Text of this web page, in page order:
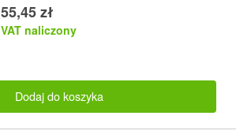
55,45 zł
VAT naliczony
Dodaj do koszyka